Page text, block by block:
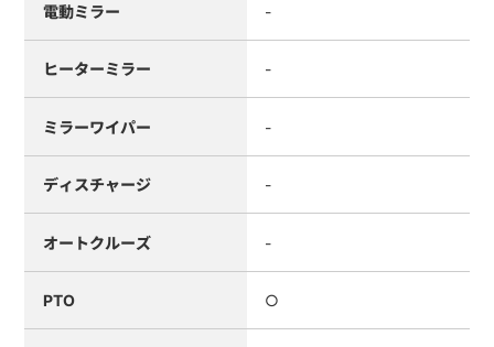
電動ミラー -
ヒーターミラー -
ミラーワイパー -
ディスチャージ -
オートクルーズ -
PTO ○